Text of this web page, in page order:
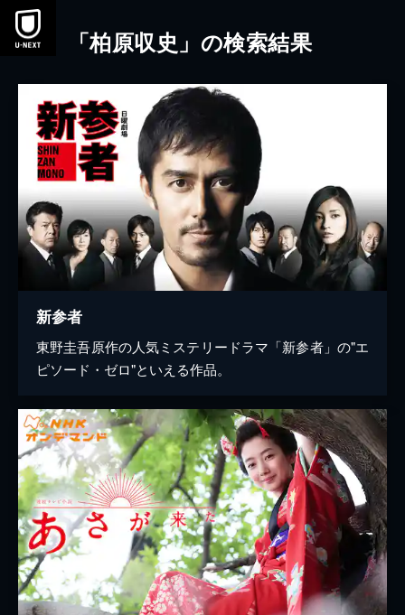
本文へスキップ
「柏原収史」の検索結果
新参者
東野圭吾原作の人気ミステリードラマ「新参者」の"エ
ピソード・ゼロ"といえる作品。